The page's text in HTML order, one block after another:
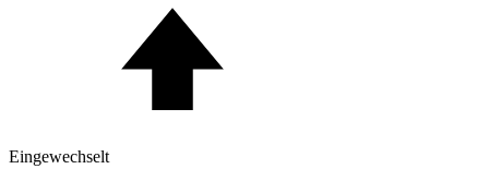
Eingewechselt